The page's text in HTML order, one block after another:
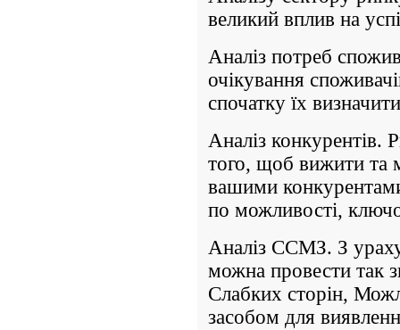
великий вплив на
Аналіз потреб
очікування
спочатку їх
Аналіз конкурентів.
того, щоб вижити та
вашими
по можливості,
Аналіз ССМЗ. З
можна провести так
Слабких сторін,
засобом для